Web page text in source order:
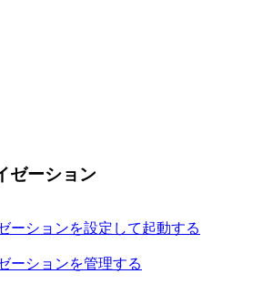
ゼーション
ーションを設定して起動する
ーションを管理する